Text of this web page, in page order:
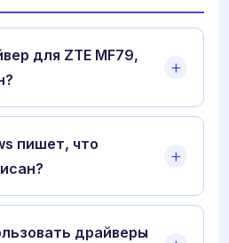
для ZTE MF79,
пишет, что
драйверы